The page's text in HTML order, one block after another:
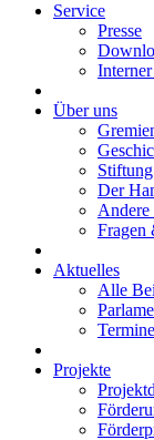
Service
Presse
Über uns
Stiftung
Der
Andere
Fragen
Aktuelles
Alle
Termine
Projekte